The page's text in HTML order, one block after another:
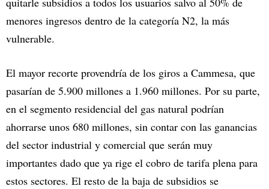
menores ingresos dentro de la categoría N2, la más
vulnerable.
El mayor recorte provendría de los giros a Cammesa, que
pasarían de 5.900 millones a 1.960 millones. Por su parte,
en el segmento residencial del gas natural podrían
ahorrarse unos 680 millones, sin contar con las ganancias
del sector industrial y comercial que serán muy
importantes dado que ya rige el cobro de tarifa plena para
estos sectores. El resto de la baja de subsidios se